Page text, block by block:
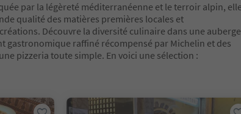
par la légèreté méditerranéenne et le terroir alpin, elle
qualité des matières premières locales et
Découvre la diversité culinaire dans une auberge
gastronomique raffiné récompensé par Michelin et des
pizzeria toute simple. En voici une sélection :